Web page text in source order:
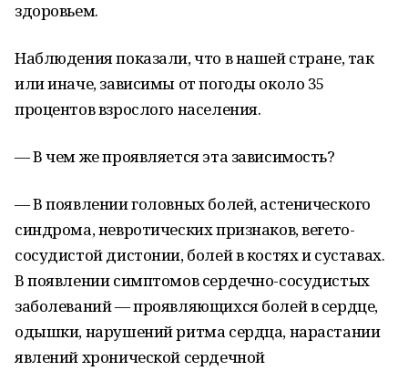
здоровьем.
Наблюдения показали, что в нашей стране, так
или иначе, зависимы от погоды около 35
процентов взрослого населения.
— В чем же проявляется эта зависимость?
— В появлении головных болей, астенического
синдрома, невротических признаков, вегето-
сосудистой дистонии, болей в костях и суставах.
В появлении симптомов сердечно-сосудистых
заболеваний — проявляющихся болей в сердце,
одышки, нарушений ритма сердца, нарастании
явлений хронической сердечной